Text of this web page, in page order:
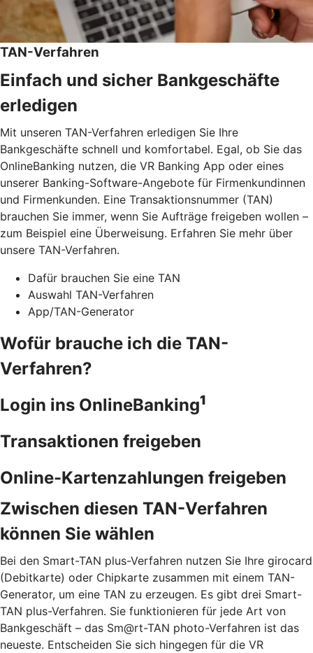
TAN-Verfahren
Einfach und sicher Bankgeschäfte
erledigen
Mit unseren TAN-Verfahren erledigen Sie Ihre
Bankgeschäfte schnell und komfortabel. Egal, ob Sie das
OnlineBanking nutzen, die VR Banking App oder eines
unserer Banking-Software-Angebote für Firmenkundinnen
und Firmenkunden. Eine Transaktionsnummer (TAN)
brauchen Sie immer, wenn Sie Aufträge freigeben wollen –
zum Beispiel eine Überweisung. Erfahren Sie mehr über
unsere TAN-Verfahren.
Dafür brauchen Sie eine TAN
Auswahl TAN-Verfahren
App/TAN-Generator
Wofür brauche ich die TAN-
Verfahren?
Login ins OnlineBanking1
Transaktionen freigeben
Online-Kartenzahlungen freigeben
Zwischen diesen TAN-Verfahren
können Sie wählen
Bei den Smart-TAN plus-Verfahren nutzen Sie Ihre girocard
(Debitkarte) oder Chipkarte zusammen mit einem TAN-
Generator, um eine TAN zu erzeugen. Es gibt drei Smart-
TAN plus-Verfahren. Sie funktionieren für jede Art von
Bankgeschäft – das Sm@rt-TAN photo-Verfahren ist das
neueste. Entscheiden Sie sich hingegen für die VR